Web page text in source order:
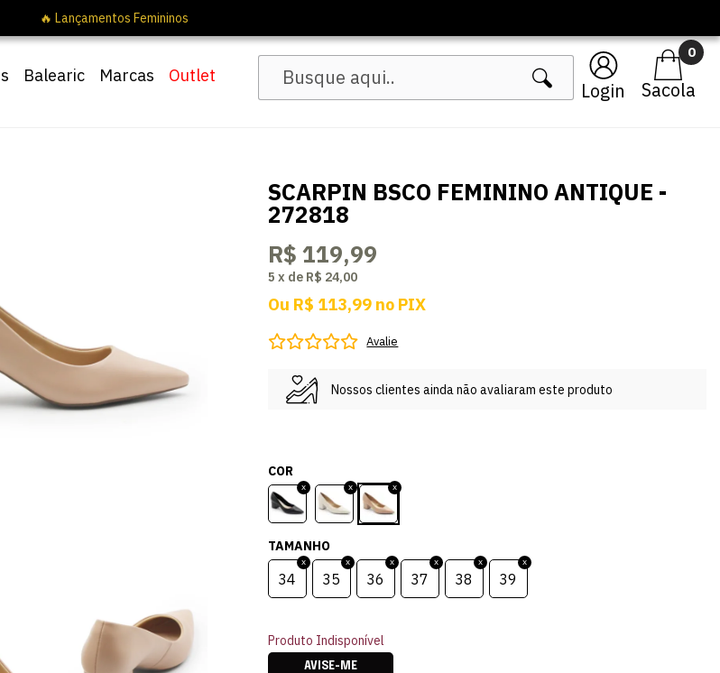
Login
0
Balearic Marcas Outlet
SCARPIN BSCO FEMININO ANTIQUE -
272818
R$ 119,99
5 x de R$ 24,00
Ou R$ 113,99 no PIX
Avalie
Nossos clientes ainda não avaliaram este produto
COR
TAMANHO
34 35 36 37 38 39
Produto Indisponível
AVISE-ME